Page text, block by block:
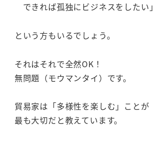
できれば孤独にビジネスをしたい」
という方もいるでしょう。
それはそれで全然OK！
無問題（モウマンタイ）です。
貿易家は「多様性を楽しむ」ことが
最も大切だと教えています。